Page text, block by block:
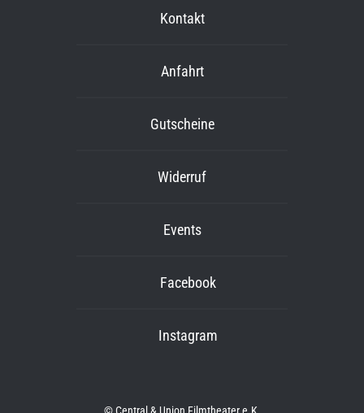
Kontakt
Anfahrt
Gutscheine
Widerruf
Events
Facebook
Instagram